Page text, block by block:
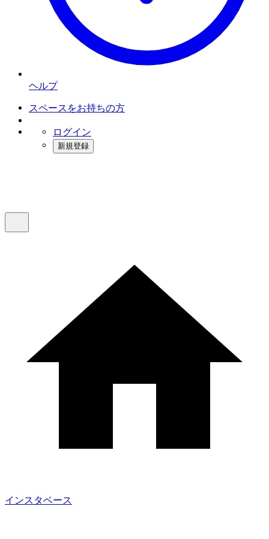
ヘルプ
スペースをお持ちの方
ログイン
新規登録
インスタベース